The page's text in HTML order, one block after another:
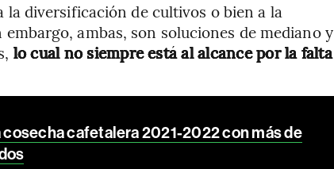
diversificación de cultivos o bien a la
ambas, son soluciones de mediano y
lo cual no siempre está al alcance por la falta
cafetalera 2021-2022 con más de